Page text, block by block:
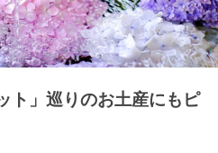
ト」巡りのお土産にもピ